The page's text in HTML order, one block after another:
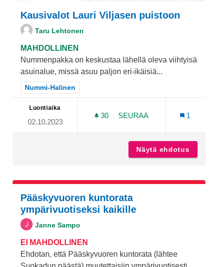
Kausivalot Lauri Viljasen puistoon
Taru Lehtonen
MAHDOLLINEN
Nummenpakka on keskustaa lähellä oleva viihtyisä
asuinalue, missä asuu paljon eri-ikäisiä...
Rajaa tulokset teeman mukaan: Nummi-Halinen
Nummi-Halinen
Luontiaika
02.10.2023
30 30 SEURAAJAA
SEURAA
1
Näytä ehdotus
Pääskyvuoren kuntorata
ympärivuotiseksi kaikille
Janne Sampo
EI MAHDOLLINEN
Ehdotan, että Pääskyvuoren kuntorata (lähtee